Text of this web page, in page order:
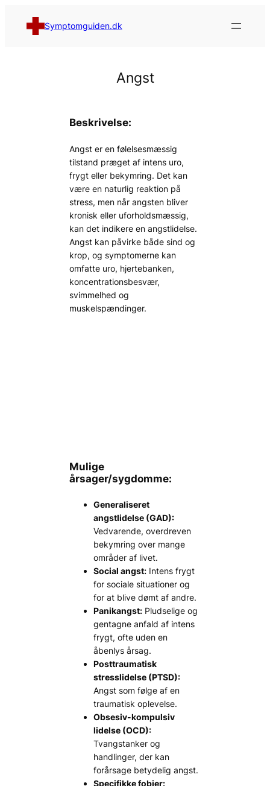
indhold
Symptomguiden.dk
Angst
Beskrivelse:
Angst er en følelsesmæssig
tilstand præget af intens uro,
frygt eller bekymring. Det kan
være en naturlig reaktion på
stress, men når angsten bliver
kronisk eller uforholdsmæssig,
kan det indikere en angstlidelse.
Angst kan påvirke både sind og
krop, og symptomerne kan
omfatte uro, hjertebanken,
koncentrationsbesvær,
svimmelhed og
muskelspændinger.
Mulige
årsager/sygdomme:
Generaliseret
angstlidelse (GAD):
Vedvarende, overdreven
bekymring over mange
områder af livet.
Social angst: Intens frygt
for sociale situationer og
for at blive dømt af andre.
Panikangst: Pludselige og
gentagne anfald af intens
frygt, ofte uden en
åbenlys årsag.
Posttraumatisk
stresslidelse (PTSD):
Angst som følge af en
traumatisk oplevelse.
Obsesiv-kompulsiv
lidelse (OCD):
Tvangstanker og
handlinger, der kan
forårsage betydelig angst.
Specifikke fobier: